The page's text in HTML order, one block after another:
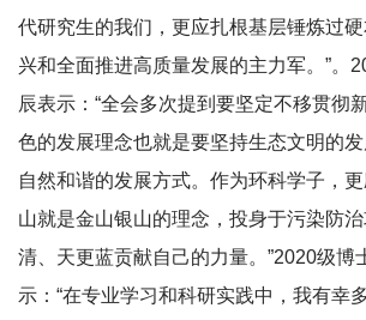
代研究生的我们，更应扎根基层锤炼过
兴和全面推进高质量发展的主力军。”。
辰表示：“全会多次提到要坚定不移贯彻
色的发展理念也就是要坚持生态文明的
自然和谐的发展方式。作为环科学子，
山就是金山银山的理念，投身于污染防
清、天更蓝贡献自己的力量。”2020级博
示：“在专业学习和科研实践中，我有幸